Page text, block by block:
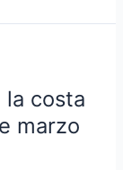
la costa
marzo